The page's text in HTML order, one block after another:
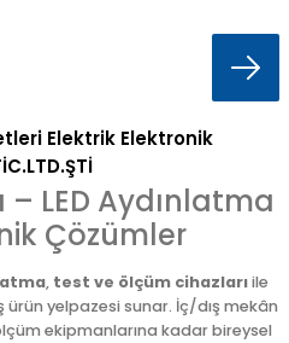
Elektrik Elektronik
LED Aydınlatma
Çözümler
, test ve ölçüm cihazlarıile
ürün yelpazesi sunar. İç/dış mekân
ekipmanlarına kadar bireysel